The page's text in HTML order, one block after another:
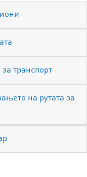
транспорт
на рутата за